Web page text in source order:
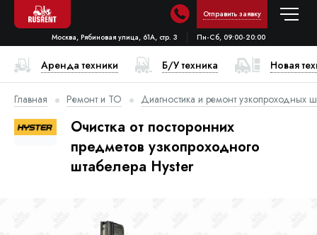
Отправить заявку
Москва, Рябиновая улица, 61А, стр. 3 Пн-Сб, 09:00-20:00
Аренда техники Б/У техника Новая
Главная Ремонт и ТО Диагностика и ремонт узкопроходных
Очистка от посторонних
предметов узкопроходного
штабелера Hyster